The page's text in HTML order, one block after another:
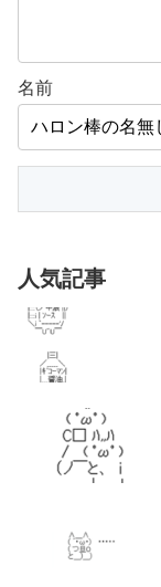
名前
人気記事